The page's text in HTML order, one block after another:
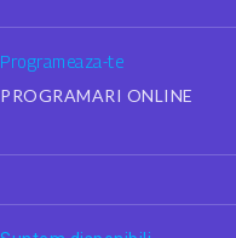
Programeaza-te
PROGRAMARI ONLINE